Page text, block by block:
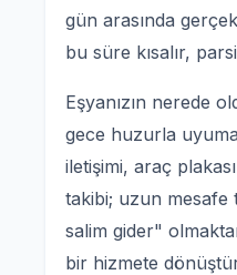
gün arasında
bu süre kısalır,
Eşyanızın nerede
gece huzurla
iletişimi, araç
takibi; uzun mesafe
salim gider"
bir hizmete